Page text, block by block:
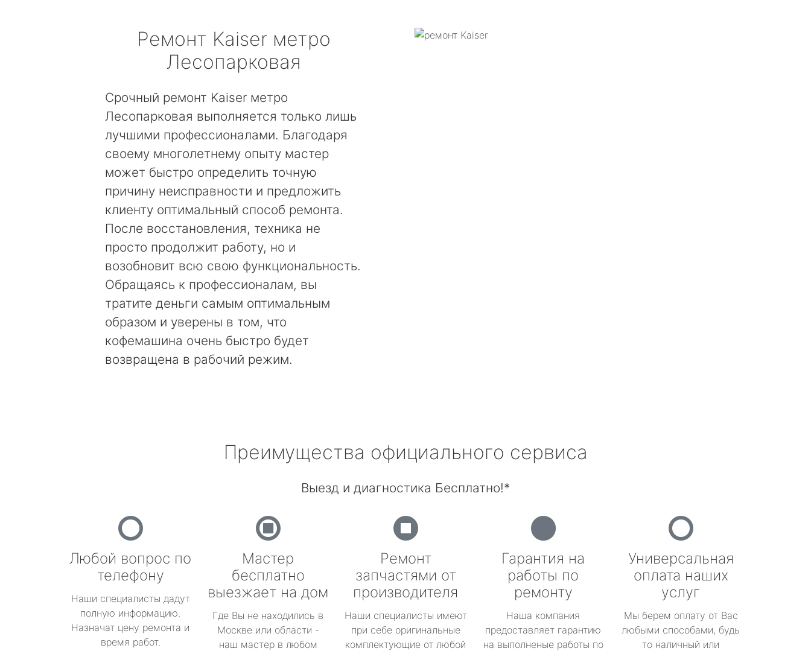
Ремонт Kaiser метро
Лесопарковая
Срочный ремонт Kaiser метро
Лесопарковая выполняется только лишь
лучшими профессионалами. Благодаря
своему многолетнему опыту мастер
может быстро определить точную
причину неисправности и предложить
клиенту оптимальный способ ремонта.
После восстановления, техника не
просто продолжит работу, но и
возобновит всю свою функциональность.
Обращаясь к профессионалам, вы
тратите деньги самым оптимальным
образом и уверены в том, что
кофемашина очень быстро будет
возвращена в рабочий режим.
Преимущества официального сервиса
Выезд и диагностика Бесплатно!*
Любой вопрос по
телефону
Наши специалисты дадут
полную информацию.
Назначат цену ремонта и
время работ.
Мастер
бесплатно
выезжает на дом
Где Вы не находились в
Москве или области -
наш мастер в любом
Ремонт
запчастями от
производителя
Наши специалисты имеют
при себе оригинальные
комплектующие от любой
Гарантия на
работы по
ремонту
Наша компания
предоставляет гарантию
на выполненые работы по
Универсальная
оплата наших
услуг
Мы берем оплату от Вас
любыми способами, будь
то наличный или